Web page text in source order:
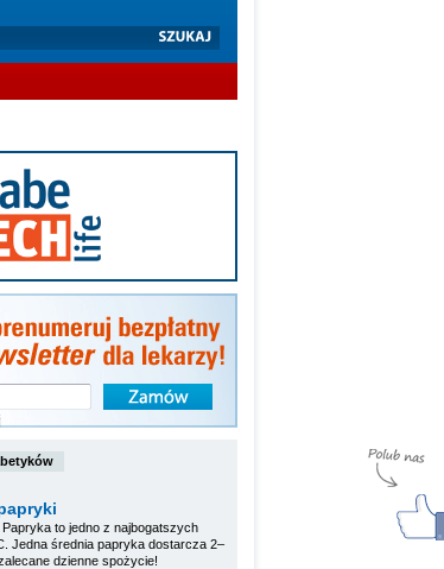
to jedno z najbogatszych
Jedna średnia papryka dostarcza 2–
dzienne spożycie!